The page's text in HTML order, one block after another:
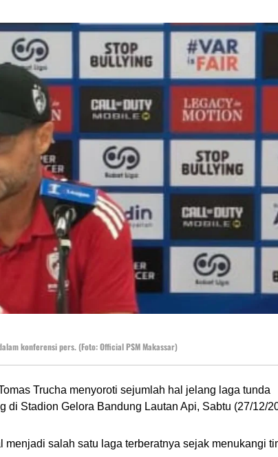
konferensi pers. (Foto: Official PSM Makassar)
Trucha menyoroti sejumlah hal jelang laga tunda
Stadion Gelora Bandung Lautan Api, Sabtu (27/12/
menjadi salah satu laga terberatnya sejak menukangi